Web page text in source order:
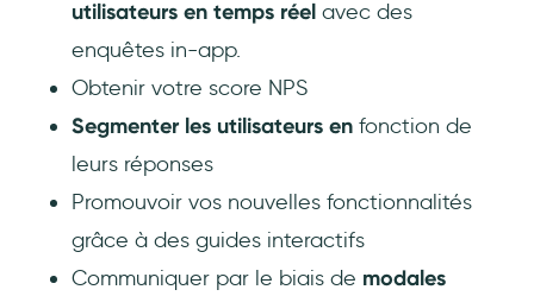
utilisateurs en temps réel avec des
enquêtes in-app.
Obtenir votre score NPS
Segmenter les utilisateurs en fonction de
leurs réponses
Promouvoir vos nouvelles fonctionnalités
grâce à des guides interactifs
Communiquer par le biais de modales